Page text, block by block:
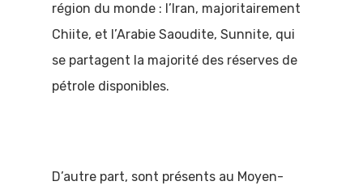
région du monde : l’Iran, majoritairement
Chiite, et l’Arabie Saoudite, Sunnite, qui
se partagent la majorité des réserves de
pétrole disponibles.
D’autre part, sont présents au Moyen-